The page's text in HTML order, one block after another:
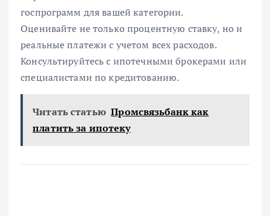
госпрограмм для вашей категории.
Оценивайте не только процентную ставку, но и
реальные платежи с учетом всех расходов.
Консультируйтесь с ипотечными брокерами или
специалистами по кредитованию.
Читать статью Промсвязьбанк как
платить за ипотеку